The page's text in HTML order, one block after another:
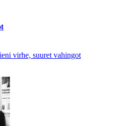
virhe, suuret vahingot